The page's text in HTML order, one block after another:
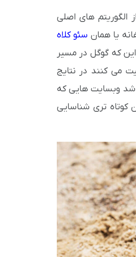
الگوریتم های اصلی
یا همان سئو کلاه
که گوگل در مسیر
می کنند در نتایج
شد وبسایت هایی که
کوتاه تری شناسایی